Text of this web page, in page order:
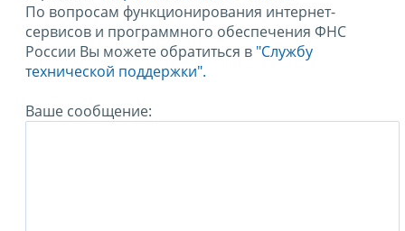
По вопросам функционирования интернет-
сервисов и программного обеспечения ФНС
России Вы можете обратиться в "Службу
технической поддержки".
Ваше сообщение: